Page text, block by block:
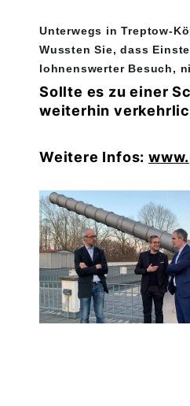
Unterwegs in Treptow-
Wussten Sie, dass
lohnenswerter Besuch,
Sollte es zu einer
weiterhin
Weitere Infos: